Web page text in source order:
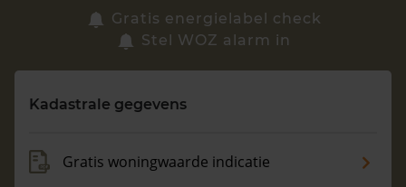
Vragen? Neem contact met ons op
088 220 4200
Gratis energielabel check
Stel WOZ alarm in
Kadastrale gegevens
Gratis woningwaarde indicatie